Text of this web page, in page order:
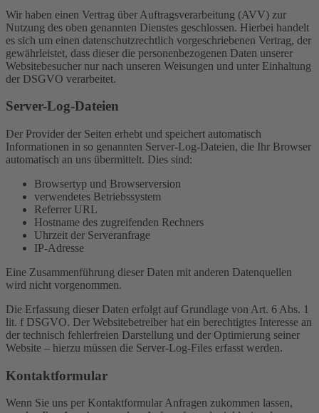
Wir haben einen Vertrag über Auftragsverarbeitung (AVV) zur
Nutzung des oben genannten Dienstes geschlossen. Hierbei handelt
es sich um einen datenschutzrechtlich vorgeschriebenen Vertrag, der
gewährleistet, dass dieser die personenbezogenen Daten unserer
Websitebesucher nur nach unseren Weisungen und unter Einhaltung
der DSGVO verarbeitet.
Server-Log-Dateien
Der Provider der Seiten erhebt und speichert automatisch
Informationen in so genannten Server-Log-Dateien, die Ihr Browser
automatisch an uns übermittelt. Dies sind:
Browsertyp und Browserversion
verwendetes Betriebssystem
Referrer URL
Hostname des zugreifenden Rechners
Uhrzeit der Serveranfrage
IP-Adresse
Eine Zusammenführung dieser Daten mit anderen Datenquellen
wird nicht vorgenommen.
Die Erfassung dieser Daten erfolgt auf Grundlage von Art. 6 Abs. 1
lit. f DSGVO. Der Websitebetreiber hat ein berechtigtes Interesse an
der technisch fehlerfreien Darstellung und der Optimierung seiner
Website – hierzu müssen die Server-Log-Files erfasst werden.
Kontaktformular
Wenn Sie uns per Kontaktformular Anfragen zukommen lassen,